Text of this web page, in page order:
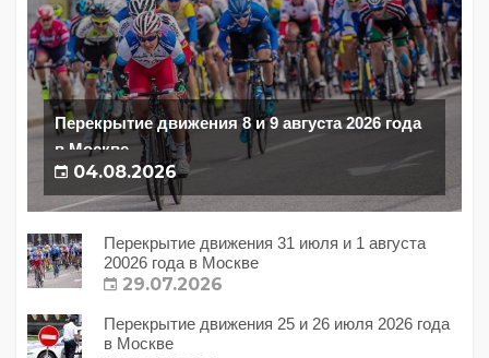
Перекрытие движения 8 и 9 августа 2026 года
в Москве
04.08.2026
Перекрытие движения 31 июля и 1 августа
20026 года в Москве
29.07.2026
Перекрытие движения 25 и 26 июля 2026 года
в Москве